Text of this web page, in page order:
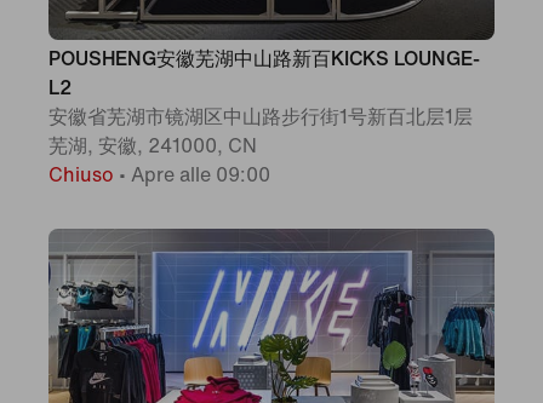
POUSHENG安徽芜湖中山路新百KICKS LOUNGE-
L2
安徽省芜湖市镜湖区中山路步行街1号新百北层1层
芜湖, 安徽, 241000, CN
Chiuso • Apre alle 09:00